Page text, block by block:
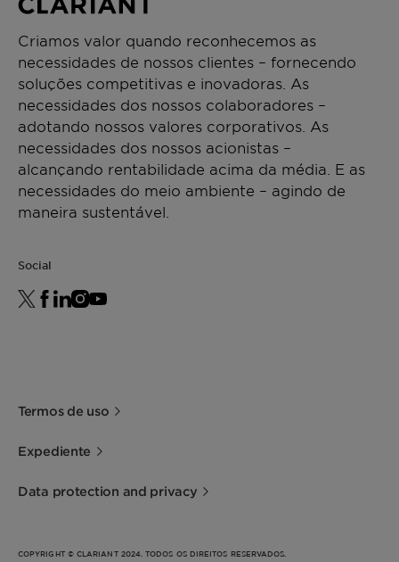
Criamos valor quando reconhecemos as
necessidades de nossos clientes – fornecendo
soluções competitivas e inovadoras. As
necessidades dos nossos colaboradores –
adotando nossos valores corporativos. As
necessidades dos nossos acionistas –
alcançando rentabilidade acima da média. E as
necessidades do meio ambiente – agindo de
maneira sustentável.
Social
Termos de uso
Expediente
Data protection and privacy
COPYRIGHT © CLARIANT 2024. TODOS OS DIREITOS RESERVADOS.